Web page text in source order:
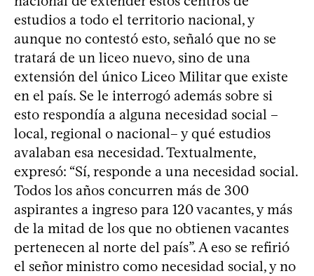
estudios a todo el territorio nacional, y
aunque no contestó esto, señaló que no se
tratará de un liceo nuevo, sino de una
extensión del único Liceo Militar que existe
en el país. Se le interrogó además sobre si
esto respondía a alguna necesidad social –
local, regional o nacional– y qué estudios
avalaban esa necesidad. Textualmente,
expresó: “Sí, responde a una necesidad social.
Todos los años concurren más de 300
aspirantes a ingreso para 120 vacantes, y más
de la mitad de los que no obtienen vacantes
pertenecen al norte del país”. A eso se refirió
el señor ministro como necesidad social, y no